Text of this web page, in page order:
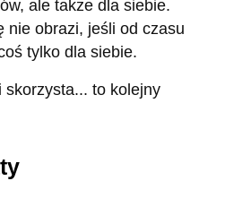
ale także dla siebie.
nie obrazi, jeśli od czasu
tylko dla siebie.
skorzysta... to kolejny